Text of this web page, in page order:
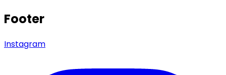
Footer
Instagram